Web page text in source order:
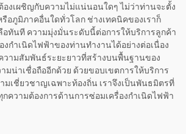
งเผชิญกับความไม่แน่นอนใดๆ ไม่ว่าท่านจะตั้ง
อภูมิภาคอื่นใดทั่วโลก ช่างเทคนิคของเราก็
อทันที ความมุ่งมั่นระดับนี้ต่อการให้บริการลูกค้า
งกำเนิดไฟฟ้าของท่านทำงานได้อย่างต่อเนื่อง
วามสัมพันธ์ระยะยาวที่สร้างบนพื้นฐานของ
มน่าเชื่อถืออีกด้วย ด้วยขอบเขตการให้บริการ
มเชี่ยวชาญเฉพาะท้องถิ่น เราจึงเป็นพันธมิตรที่
ความต้องการด้านการซ่อมเครื่องกำเนิดไฟฟ้า